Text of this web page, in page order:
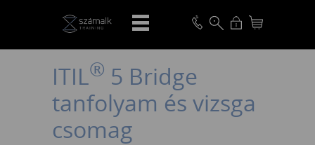
VISSZA
ITIL® 5 Bridge
tanfolyam és vizsga
csomag